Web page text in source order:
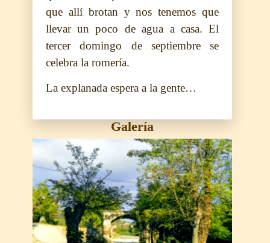
que allí brotan y nos tenemos que
llevar un poco de agua a casa. El
tercer domingo de septiembre se
celebra la romería.
La explanada espera a la gente…
Galería